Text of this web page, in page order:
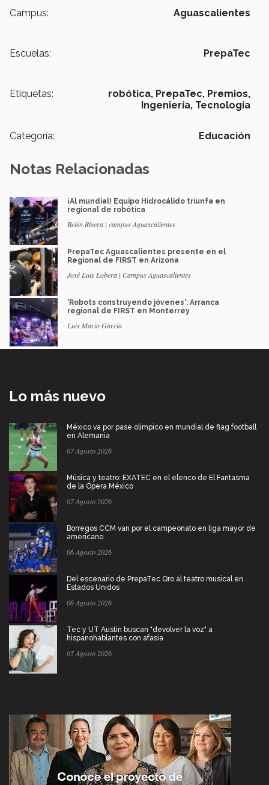
Campus: Aguascalientes
Escuelas: PrepaTec
Etiquetas: robótica, PrepaTec, Premios,
Ingeniería, Tecnología
Categoría: Educación
Notas Relacionadas
¡Al mundial! Equipo Hidrocálido triunfa en
regional de robótica
Belén Rivera | campus Aguascalientes
PrepaTec Aguascalientes presente en el
Regional de FIRST en Arizona
José Luis Lobera | Campus Aguascalientes
'Robots construyendo jóvenes': Arranca
regional de FIRST en Monterrey
Luis Mario García
Lo más nuevo
México va por pase olímpico en mundial de flag football
en Alemania
07 Agosto 2026
Música y teatro: EXATEC en el elenco de El Fantasma
de la Ópera México
07 Agosto 2026
Borregos CCM van por el campeonato en liga mayor de
americano
06 Agosto 2026
Del escenario de PrepaTec Qro al teatro musical en
Estados Unidos
06 Agosto 2026
Tec y UT Austin buscan "devolver la voz" a
hispanohablantes con afasia
05 Agosto 2026